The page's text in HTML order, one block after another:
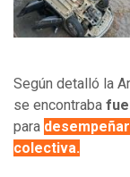
Según detalló la
se encontraba
para
colectiva.